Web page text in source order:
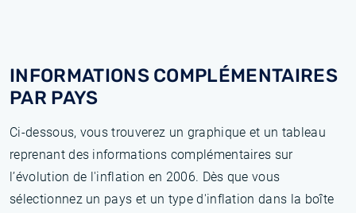
INFORMATIONS COMPLÉMENTAIRES
PAR PAYS
Ci-dessous, vous trouverez un graphique et un tableau
reprenant des informations complémentaires sur
l’évolution de l'inflation en 2006. Dès que vous
sélectionnez un pays et un type d'inflation dans la boîte